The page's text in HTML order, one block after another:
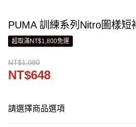
PUMA 訓練系列Nitro圖樣短
超取滿NT$1,800免運
NT$1,080
NT$648
請選擇商品選項